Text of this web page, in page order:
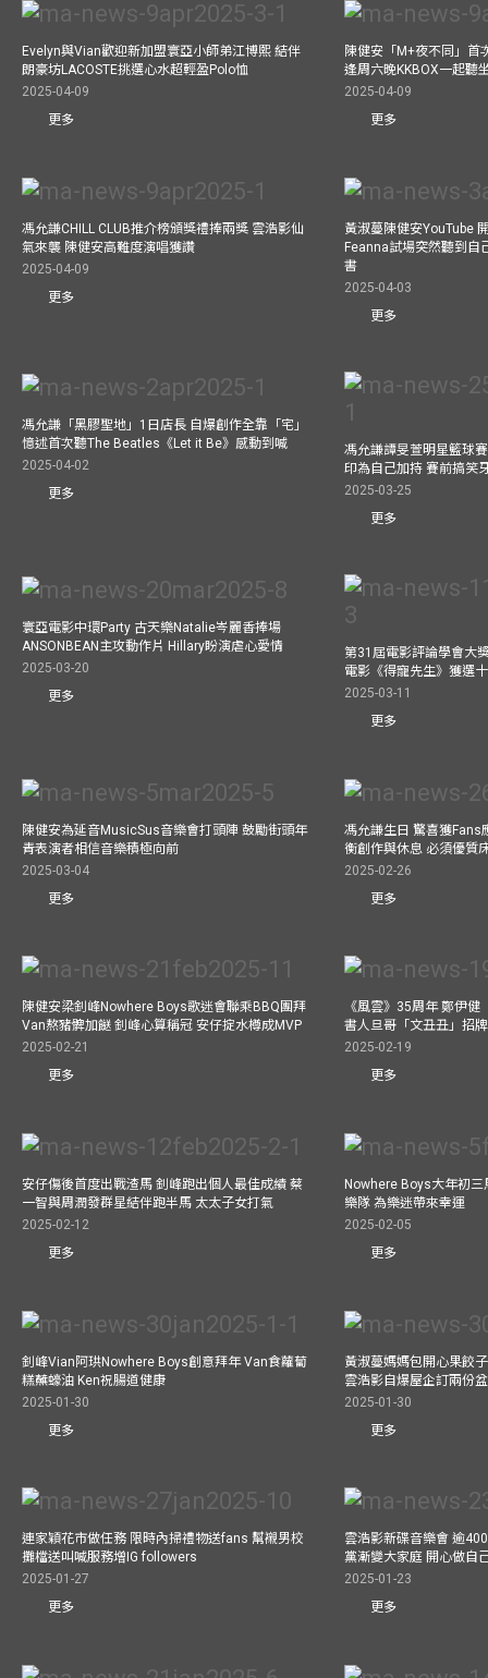
Evelyn與Vian歡迎新加盟寰亞小師弟江博熙 結伴
朗豪坊LACOSTE挑選心水超輕盈Polo恤
2025-04-09
更多
陳健安「M+夜不同」首
逢周六晚KKBOX一起聽
2025-04-09
更多
馮允謙CHILL CLUB推介榜頒獎禮捧兩獎 雲浩影仙
氣來襲 陳健安高難度演唱獲讚
2025-04-09
更多
黃淑蔓陳健安YouTube
Feanna試場突然聽到自
書
2025-04-03
更多
馮允謙「黑膠聖地」1日店長 自爆創作全靠「宅」
憶述首次聽The Beatles《Let it Be》感動到喊
2025-04-02
更多
馮允謙譚旻萱明星籃球
印為自己加持 賽前搞笑
2025-03-25
更多
寰亞電影中環Party 古天樂Natalie岑麗香捧場
ANSONBEAN主攻動作片 Hillary盼演虐心愛情
2025-03-20
更多
第31屆電影評論學會大
電影《得寵先生》獲選
2025-03-11
更多
陳健安為延音MusicSus音樂會打頭陣 鼓勵街頭年
青表演者相信音樂積極向前
2025-03-04
更多
馮允謙生日 驚喜獲Fans
衡創作與休息 必須優質
2025-02-26
更多
陳健安梁釗峰Nowhere Boys歌迷會聯乘BBQ團拜
Van熬豬髀加餸 釗峰心算稱冠 安仔掟水樽成MVP
2025-02-21
更多
《風雲》35周年 鄭伊
書人旦哥「文丑丑」招
2025-02-19
更多
安仔傷後首度出戰渣馬 釗峰跑出個人最佳成績 蔡
一智與周潤發群星結伴跑半馬 太太子女打氣
2025-02-12
更多
Nowhere Boys大年初
樂隊 為樂迷帶來幸運
2025-02-05
更多
釗峰Vian阿珙Nowhere Boys創意拜年 Van食蘿蔔
糕蘸蠔油 Ken祝腸道健康
2025-01-30
更多
黃淑蔓媽媽包開心果餃
雲浩影自爆屋企訂兩份
2025-01-30
更多
連家穎花市做任務 限時內掃禮物送fans 幫襯男校
攤檔送叫喊服務增IG followers
2025-01-27
更多
雲浩影新碟音樂會 逾
黨漸變大家庭 開心做自
2025-01-23
更多